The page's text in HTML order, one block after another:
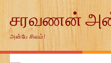
contentசரவணன்
அன்பே சிவம்!